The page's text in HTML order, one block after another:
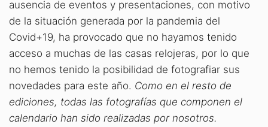
ausencia de eventos y presentaciones, con motivo
de la situación generada por la pandemia del
Covid+19, ha provocado que no hayamos tenido
acceso a muchas de las casas relojeras, por lo que
no hemos tenido la posibilidad de fotografiar sus
novedades para este año. Como en el resto de
ediciones, todas las fotografías que componen el
calendario han sido realizadas por nosotros.